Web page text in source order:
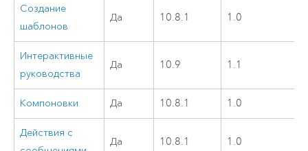
Создание
шаблонов
Да 10.8.1 1.0
Интерактивные
руководства
Да 10.9 1.1
Компоновки Да 10.8.1 1.0
Действия с
Да 10.8.1 1.0